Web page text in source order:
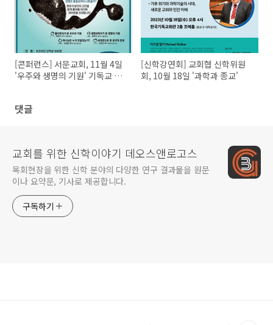
[콘퍼런스] 서문교회, 11월 4일
'우주와 생명의 기원' 기독교 변
[신학강연회] 교회협 신학위원
회, 10월 18일 '과학과 종교'
댓글
교회를 위한 신학이야기 데오스앤로고스
목회현장을 위한 신학 분야의 다양한 연구 결과물을 원문
이나 요약문, 기사로 제공합니다.
구독하기